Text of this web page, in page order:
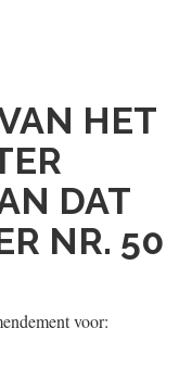
HET
DAT
NR. 50
voor: